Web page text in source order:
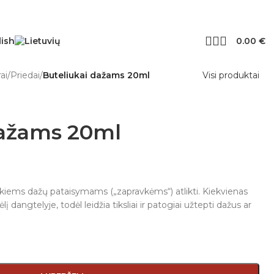
0.00 €
/Priedai/Buteliukai dažams 20ml Visi produktai
20ml
dažų pataisymams („zapravkėms“) atlikti. Kiekvienas
dangtelyje, todėl leidžia tiksliai ir patogiai užtepti dažus ar